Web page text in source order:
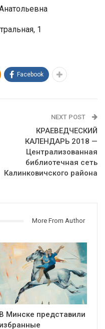
1
Facebook
NEXT POST
КРАЕВЕДЧЕСКИЙ
КАЛЕНДАРЬ 2018 —
Централизованная
библиотечная сеть
Калинковичского района
More From Author
В Минске представили
избранные